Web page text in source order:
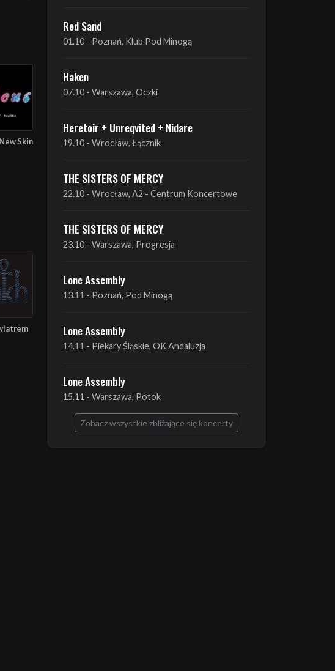
Skin
Haken
07.10 - Warszawa, Oczki
Heretoir + Unreqvited + Nidare
19.10 - Wrocław, Łącznik
THE SISTERS OF MERCY
22.10 - Wrocław, A2 - Centrum Koncertowe
THE SISTERS OF MERCY
23.10 - Warszawa, Progresja
Lone Assembly
13.11 - Poznań, Pod Minogą
Lone Assembly
14.11 - Piekary Śląskie, OK Andaluzja
Lone Assembly
15.11 - Warszawa, Potok
Zobacz wszystkie zbliżające się koncerty